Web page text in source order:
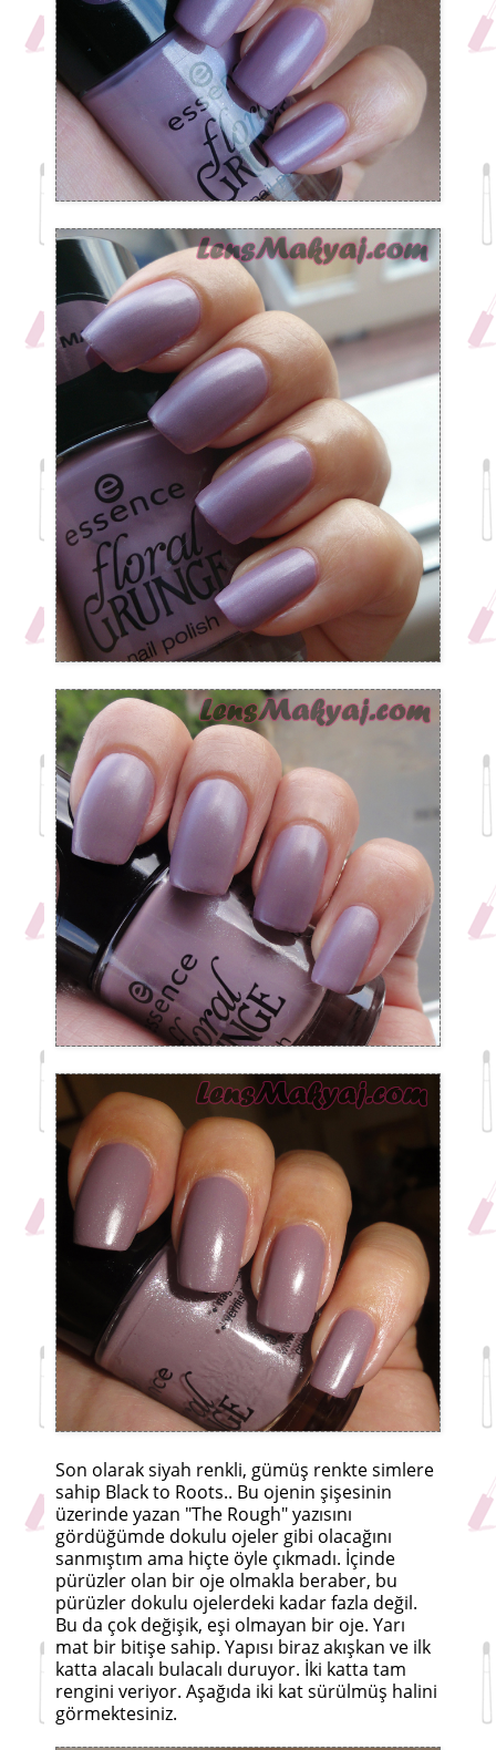
Son olarak siyah renkli, gümüş renkte simlere
sahip Black to Roots.. Bu ojenin şişesinin
üzerinde yazan "The Rough" yazısını
gördüğümde dokulu ojeler gibi olacağını
sanmıştım ama hiçte öyle çıkmadı. İçinde
pürüzler olan bir oje olmakla beraber, bu
pürüzler dokulu ojelerdeki kadar fazla değil.
Bu da çok değişik, eşi olmayan bir oje. Yarı
mat bir bitişe sahip. Yapısı biraz akışkan ve ilk
katta alacalı bulacalı duruyor. İki katta tam
rengini veriyor. Aşağıda iki kat sürülmüş halini
görmektesiniz.